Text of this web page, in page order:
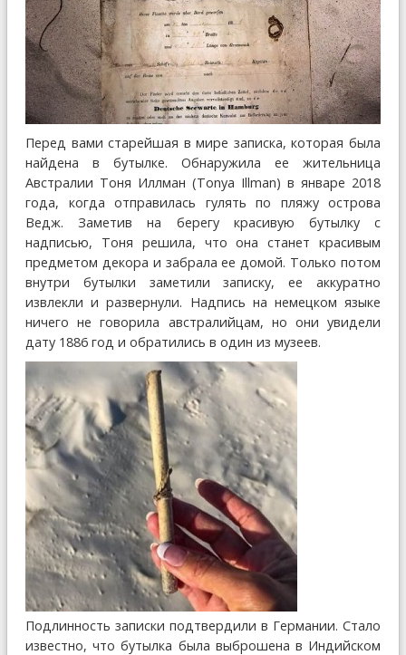
Перед вами старейшая в мире записка, которая была
найдена в бутылке. Обнаружила ее жительница
Австралии Тоня Иллман (Tonya Illman) в январе 2018
года, когда отправилась гулять по пляжу острова
Ведж. Заметив на берегу красивую бутылку с
надписью, Тоня решила, что она станет красивым
предметом декора и забрала ее домой. Только потом
внутри бутылки заметили записку, ее аккуратно
извлекли и развернули. Надпись на немецком языке
ничего не говорила австралийцам, но они увидели
дату 1886 год и обратились в один из музеев.
Подлинность записки подтвердили в Германии. Стало
известно, что бутылка была выброшена в Индийском